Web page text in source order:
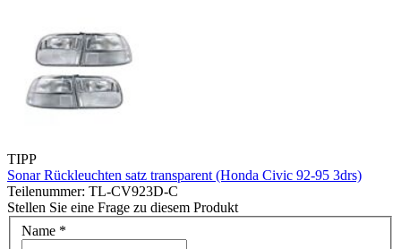
TIPP
Sonar Rückleuchten satz transparent (Honda Civic 92-95 3drs)
Teilenummer: TL-CV923D-C
Stellen Sie eine Frage zu diesem Produkt
Name *